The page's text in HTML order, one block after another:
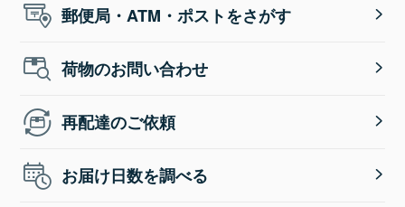
郵便局・ATM・ポストをさがす
荷物のお問い合わせ
再配達のご依頼
お届け日数を調べる